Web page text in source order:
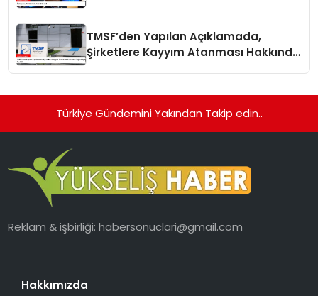
TMSF’den Yapılan Açıklamada,
Şirketlere Kayyım Atanması Hakkında
Türkiye Gündemini Yakından Takip edin..
Reklam & işbirliği:habersonuclari@gmail.com
Hakkımızda